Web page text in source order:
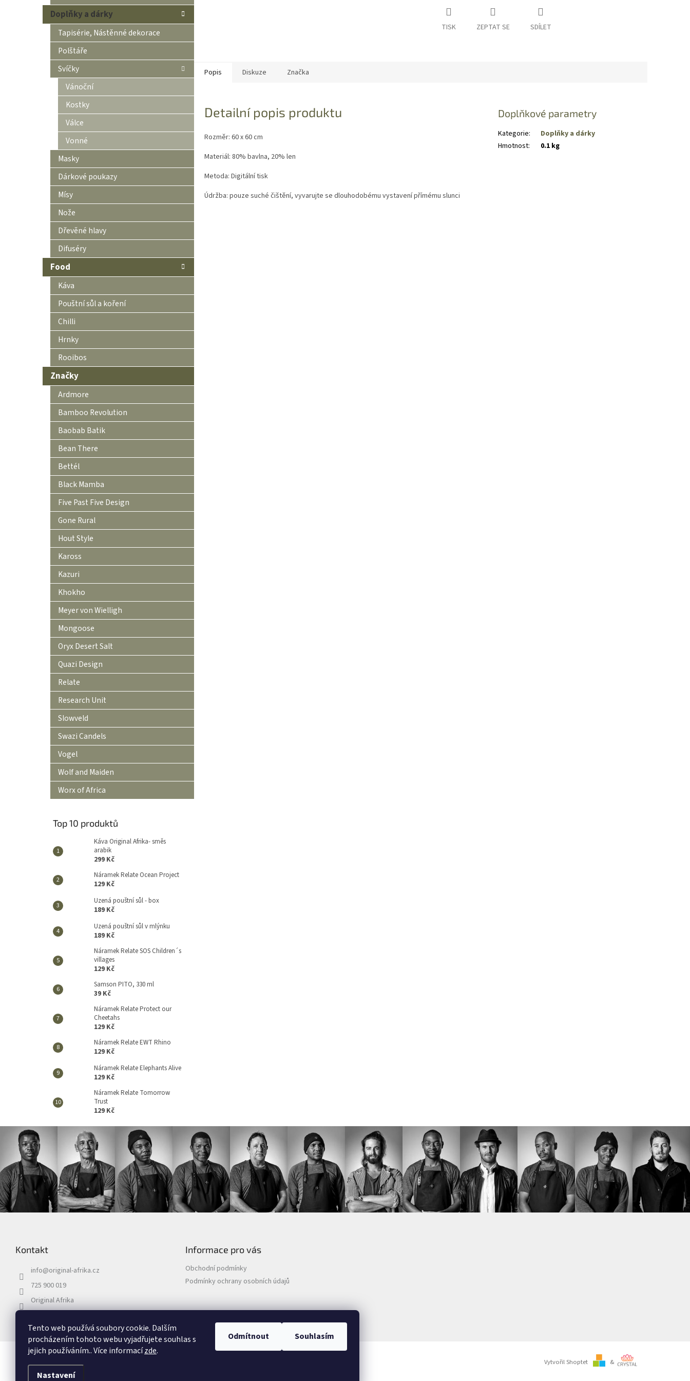
Tento web používá soubory cookie. Dalším
procházením tohoto webu vyjadřujete souhlas s
jejich používáním.. Více informacízde.
Nastavení
Odmítnout Souhlasím
Doplňky a dárky
Tapisérie, Nástěnné dekorace
Polštáře
Svíčky
Vánoční
Kostky
Válce
Vonné
Masky
Dárkové poukazy
Mísy
Nože
Dřevěné hlavy
Difuséry
Food
Káva
Pouštní sůl a koření
Chilli
Hrnky
Rooibos
Značky
Ardmore
Bamboo Revolution
Baobab Batik
Bean There
Bettél
Black Mamba
Five Past Five Design
Gone Rural
Hout Style
Kaross
Kazuri
Khokho
Meyer von Wielligh
Mongoose
Oryx Desert Salt
Quazi Design
Relate
Research Unit
Slowveld
Swazi Candels
Vogel
Wolf and Maiden
Worx of Africa
Top 10 produktů
Káva Original Afrika- směs
arabik
299 Kč
Náramek Relate Ocean Project
129 Kč
Uzená pouštní sůl - box
189 Kč
Uzená pouštní sůl v mlýnku
189 Kč
Náramek Relate SOS Children´s
villages
129 Kč
Samson PITO, 330 ml
39 Kč
Náramek Relate Protect our
Cheetahs
129 Kč
Náramek Relate EWT Rhino
129 Kč
Náramek Relate Elephants Alive
129 Kč
Náramek Relate Tomorrow
Trust
129 Kč
TISK ZEPTAT SE SDÍLET
Popis Diskuze Značka
Detailní popis produktu
Rozměr: 60 x 60 cm
Materiál: 80% bavlna, 20% len
Metoda: Digitální tisk
Údržba: pouze suché čištění, vyvarujte se dlouhodobému vystavení přímému slunci
Doplňkové parametry
Kategorie:
Doplňky a dárky
Hmotnost: 0.1 kg
Kontakt
info@original-afrika.cz
725 900 019
Original Afrika
Informace pro vás
Obchodní podmínky
Podmínky ochrany osobních údajů
Vytvořil Shoptet &